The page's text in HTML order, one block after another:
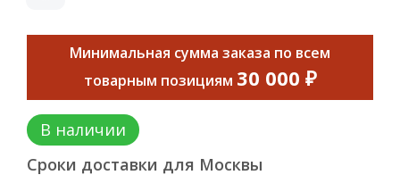
Минимальная сумма заказа по всем
товарным позициям 30 000 ₽
В наличии
Сроки доставки для Москвы